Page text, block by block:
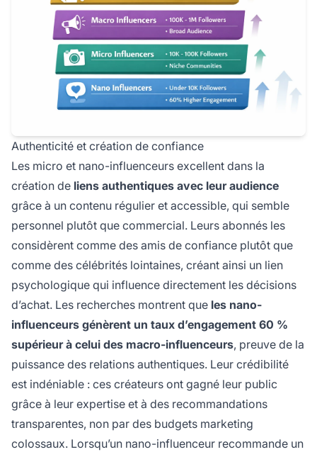
Authenticité et création de confiance
Les micro et nano-influenceurs excellent dans la
création de liens authentiques avec leur audience
grâce à un contenu régulier et accessible, qui semble
personnel plutôt que commercial. Leurs abonnés les
considèrent comme des amis de confiance plutôt que
comme des célébrités lointaines, créant ainsi un lien
psychologique qui influence directement les décisions
d’achat. Les recherches montrent que les nano-
influenceurs génèrent un taux d’engagement 60 %
supérieur à celui des macro-influenceurs, preuve de la
puissance des relations authentiques. Leur crédibilité
est indéniable : ces créateurs ont gagné leur public
grâce à leur expertise et à des recommandations
transparentes, non par des budgets marketing
colossaux. Lorsqu’un nano-influenceur recommande un